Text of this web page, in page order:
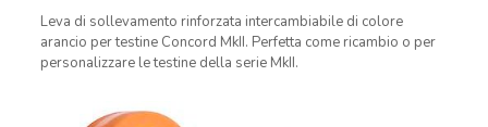
Leva di sollevamento rinforzata intercambiabile di colore
arancio per testine Concord MkII. Perfetta come ricambio o per
personalizzare le testine della serie MkII.